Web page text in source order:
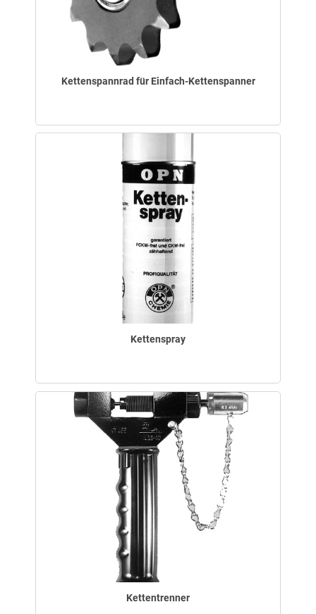
Kettenspannrad für Einfach-Kettenspanner
Kettenspray
Kettentrenner